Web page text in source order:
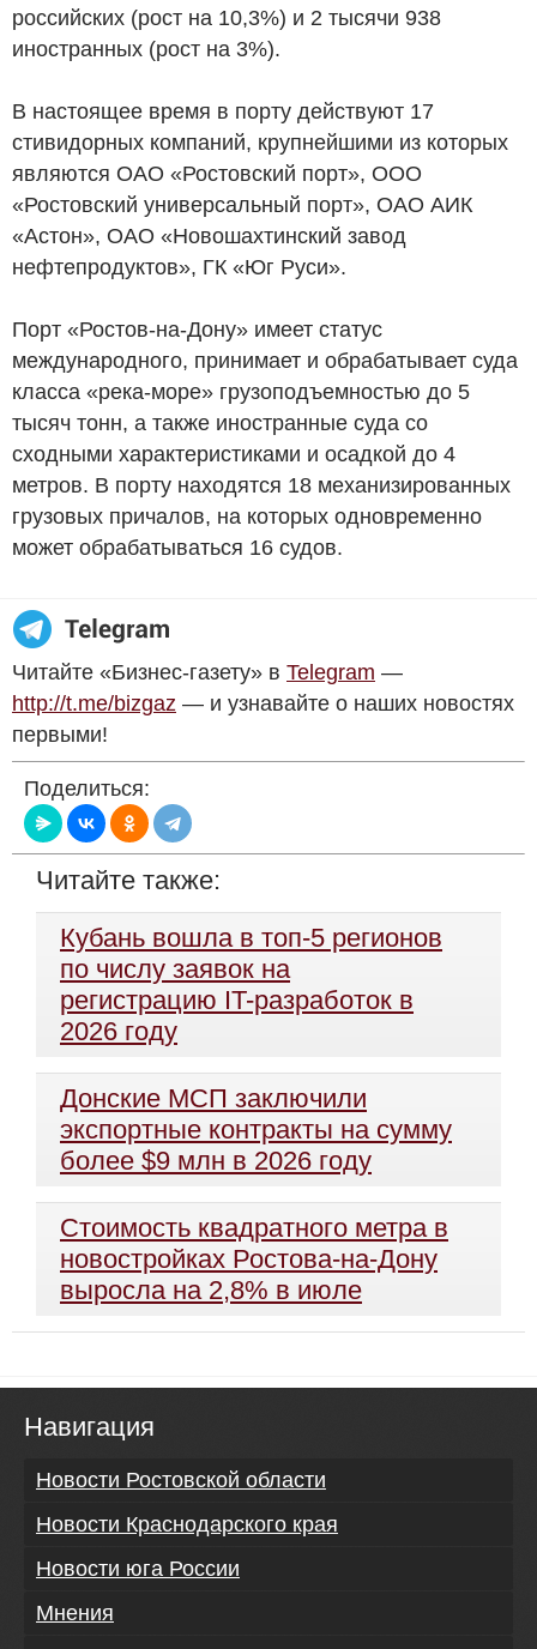
российских (рост на 10,3%) и 2 тысячи 938
иностранных (рост на 3%).
В настоящее время в порту действуют 17
стивидорных компаний, крупнейшими из которых
являются ОАО «Ростовский порт», ООО
«Ростовский универсальный порт», ОАО АИК
«Астон», ОАО «Новошахтинский завод
нефтепродуктов», ГК «Юг Руси».
Порт «Ростов-на-Дону» имеет статус
международного, принимает и обрабатывает суда
класса «река-море» грузоподъемностью до 5
тысяч тонн, а также иностранные суда со
сходными характеристиками и осадкой до 4
метров. В порту находятся 18 механизированных
грузовых причалов, на которых одновременно
может обрабатываться 16 судов.
Читайте «Бизнес-газету» в Telegram —
http://t.me/bizgaz — и узнавайте о наших новостях
первыми!
Поделиться:
Читайте также:
Кубань вошла в топ-5 регионов
по числу заявок на
регистрацию IT-разработок в
2026 году
Донские МСП заключили
экспортные контракты на сумму
более $9 млн в 2026 году
Стоимость квадратного метра в
новостройках Ростова-на-Дону
выросла на 2,8% в июле
Навигация
Новости Ростовской области
Новости Краснодарского края
Новости юга России
Мнения